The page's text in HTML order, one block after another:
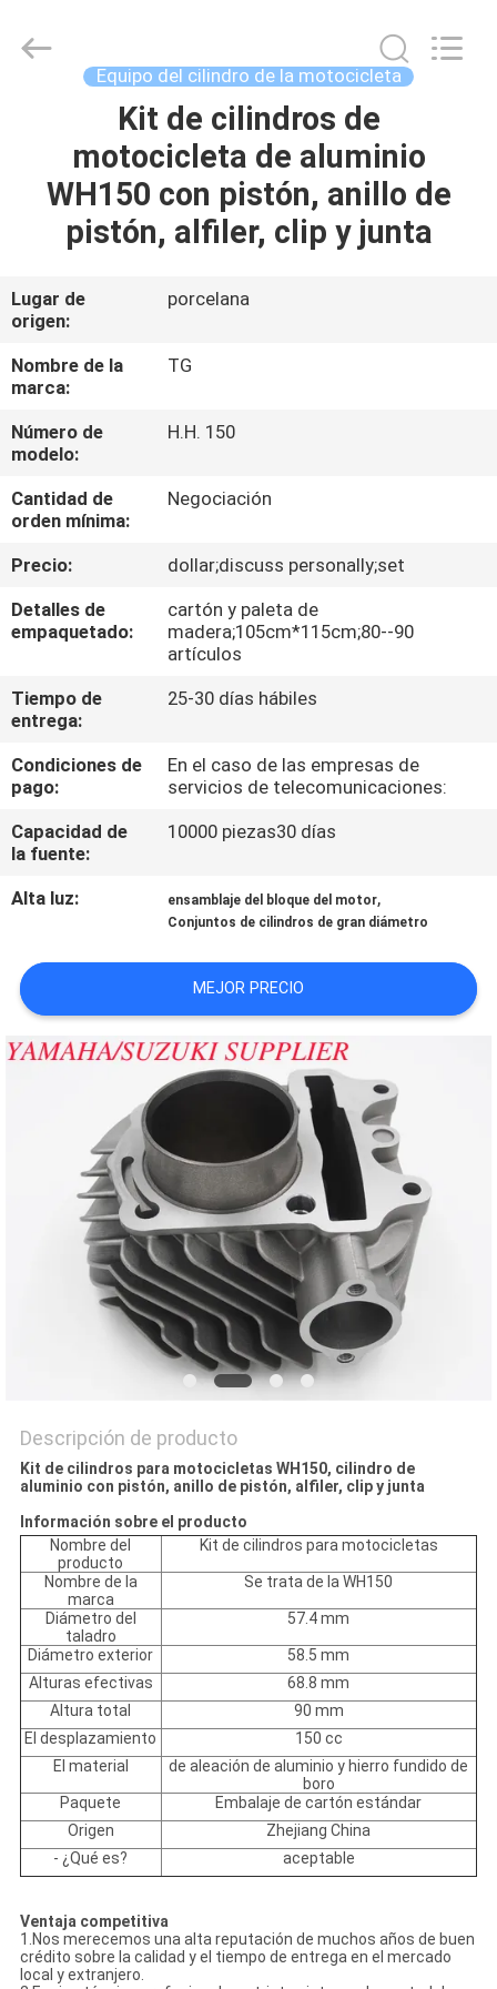
PRODUCTOS
SOBRE
NOSOTROS
VIAJE
DE
LA
FÁBRICA
CONTROL
CALIDAD
ÉNTRENOS
EN
CONTACTO
NOTICIAS
PIDA
UNA
CITA
PRIVACY
POLICY
Block.,Ltd.
Equipo del cilindro de la motocicleta
Kit de cilindros de
motocicleta de aluminio
WH150 con pistón, anillo de
pistón, alfiler, clip y junta
Lugar de
origen:
porcelana
Nombre de la
marca:
TG
Número de
modelo:
H.H. 150
Cantidad de
orden mínima:
Negociación
Precio:
dollar;discuss personally;set
Detalles de
empaquetado:
cartón y paleta de
madera;105cm*115cm;80--90
artículos
Tiempo de
entrega:
25-30 días hábiles
Condiciones de
pago:
En el caso de las empresas de
servicios de telecomunicaciones:
Capacidad de
la fuente:
10000 piezas30 días
Alta luz: ensamblaje del bloque del motor,
Conjuntos de cilindros de gran diámetro
MEJOR PRECIO
Descripción de producto
Kit de cilindros para motocicletas WH150, cilindro de
aluminio con pistón, anillo de pistón, alfiler, clip y junta
Información sobre el producto
Nombre del
producto
Kit de cilindros para motocicletas
Nombre de la
marca
Se trata de la WH150
Diámetro del
taladro
57.4 mm
Diámetro exterior
58.5 mm
Alturas efectivas
68.8 mm
Altura total
90 mm
El desplazamiento
150 cc
El material
de aleación de aluminio y hierro fundido de
boro
Paquete
Embalaje de cartón estándar
Origen
Zhejiang China
- ¿Qué es?
aceptable
Ventaja competitiva
1.Nos merecemos una alta reputación de muchos años de buen
crédito sobre la calidad y el tiempo de entrega en el mercado
local y extranjero.